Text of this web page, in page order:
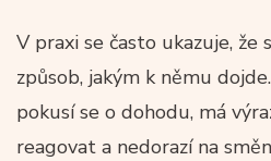
V praxi se často ukazuje,
způsob, jakým k němu
pokusí se o dohodu, má
reagovat a nedorazí na